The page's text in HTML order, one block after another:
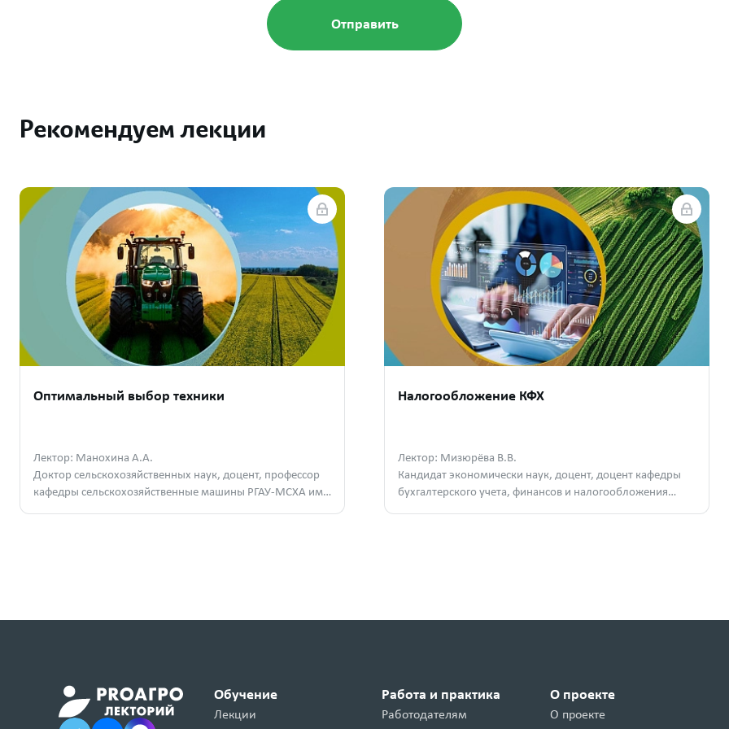
Рекомендуем лекции
Оптимальный выбор техники
Лектор: Манохина А.А.
Доктор сельскохозяйственных наук, доцент, профессор
кафедры сельскохозяйственные машины РГАУ-МСХА им.
Налогообложение КФХ
Лектор: Мизюрёва В.В.
Кандидат экономически наук, доцент, доцент кафедры
бухгалтерского учета, финансов и налогообложения
Обучение
Лекции
Работа и практика
Работодателям
О проекте
О проекте
Запустили программу